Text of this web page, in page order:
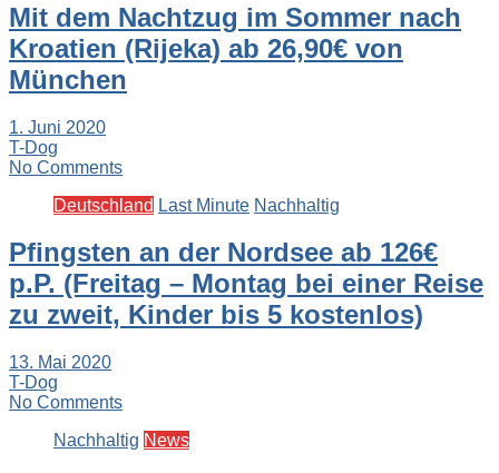
Mit dem Nachtzug im Sommer nach
Kroatien (Rijeka) ab 26,90€ von
München
1. Juni 2020
T-Dog
No Comments
Deutschland Last Minute Nachhaltig
Pfingsten an der Nordsee ab 126€
p.P. (Freitag – Montag bei einer Reise
zu zweit, Kinder bis 5 kostenlos)
13. Mai 2020
T-Dog
No Comments
Nachhaltig News